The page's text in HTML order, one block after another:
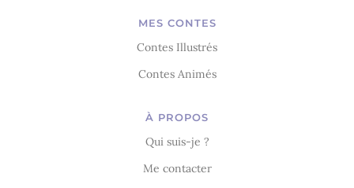
MES CONTES
Contes Illustrés
Contes Animés
À PROPOS
Qui suis-je ?
Me contacter